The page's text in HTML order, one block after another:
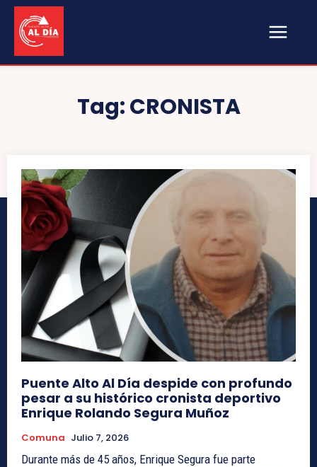
Tag:CRONISTA
Puente Alto Al Día despide con profundo
pesar a su histórico cronista deportivo
Enrique Rolando Segura Muñoz
Comuna Julio 7, 2026
Durante más de 45 años, Enrique Segura fue parte